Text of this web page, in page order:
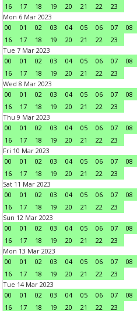
16
17 18 19 20 21 22
23
Mon 6 Mar 2023
00
01 02 03 04 05 06 07 08
16
17 18 19 20 21 22
23
Tue 7 Mar 2023
00
01 02 03 04 05 06 07 08
16
17 18 19 20 21 22
23
Wed 8 Mar 2023
00
01 02 03 04 05 06 07 08
16
17 18 19 20 21 22
23
Thu 9 Mar 2023
00
01 02 03 04 05 06 07 08
16
17 18 19 20 21 22
23
Fri 10 Mar 2023
00
01 02 03 04 05 06 07 08
16
17 18 19 20 21 22
23
Sat 11 Mar 2023
00
01 02 03 04 05 06 07 08
16
17 18 19 20 21 22
23
Sun 12 Mar 2023
00
01 02 03 04 05 06 07 08
16
17 18 19 20 21 22
23
Mon 13 Mar 2023
00
01 02 03 04 05 06 07 08
16
17 18 19 20 21 22
23
Tue 14 Mar 2023
00
01 02 03 04 05 06 07 08
16
17 18 19 20 21 22 23